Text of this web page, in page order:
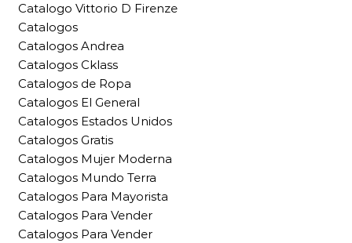
Catalogo Vittorio D Firenze
Catalogos
Catalogos Andrea
Catalogos Cklass
Catalogos de Ropa
Catalogos El General
Catalogos Estados Unidos
Catalogos Gratis
Catalogos Mujer Moderna
Catalogos Mundo Terra
Catalogos Para Mayorista
Catalogos Para Vender
Catalogos Para Vender